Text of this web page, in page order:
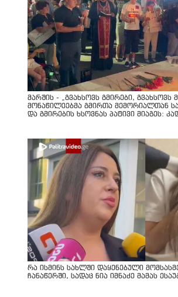
მარშის - „გვახსოვს გმირები, გვახსოვს
მონაწილეებმა გმირთა მემორიალთან
და გმირების ხსოვნას პატივი მიაგეს:
რა ისმინს სახლში დაყენებული
ჩანაწერში, სადაც ნია იმნაძე მამას